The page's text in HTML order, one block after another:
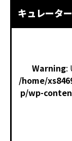
キュレータ
Warning:
/home/
p/wp-